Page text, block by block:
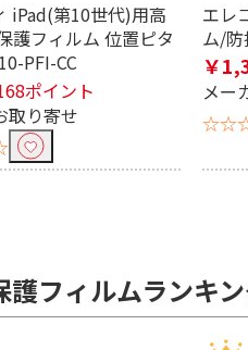
iPad(第10世代)用高
護フィルム 位置ピタ
PFI-CC
ポイント
取り寄せ
エレ
ム/防
￥
メー
フィルムランキ